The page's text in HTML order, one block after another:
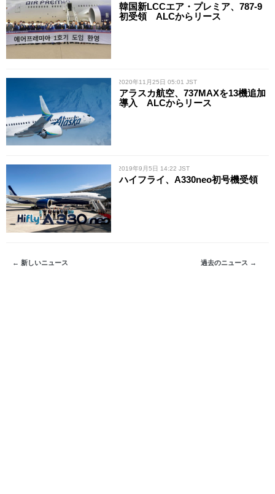
韓国新LCCエア・プレミア、787-9
初受領 ALCからリース
/ 2020年11月25日 05:01 JST
アラスカ航空、737MAXを13機追加
導入 ALCからリース
/ 2019年9月5日 14:22 JST
ハイフライ、A330neo初号機受領
← 新しいニュース 過去のニュース →